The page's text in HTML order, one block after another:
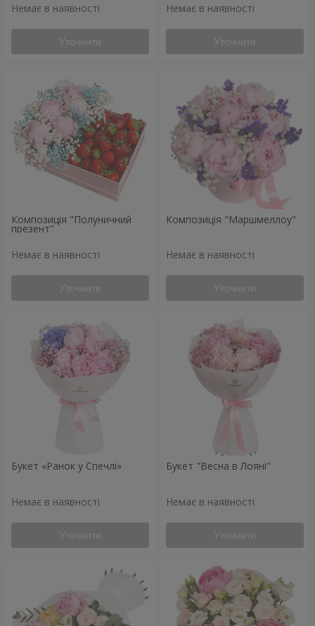
Немає в наявності
Уточнити
Немає в наявності
Уточнити
Композиція "Полуничний
презент"
Немає в наявності
Уточнити
Композиція "Маршмеллоу"
Немає в наявності
Уточнити
Букет «Ранок у Спечлі»
Немає в наявності
Уточнити
Букет "Весна в Лояні"
Немає в наявності
Уточнити